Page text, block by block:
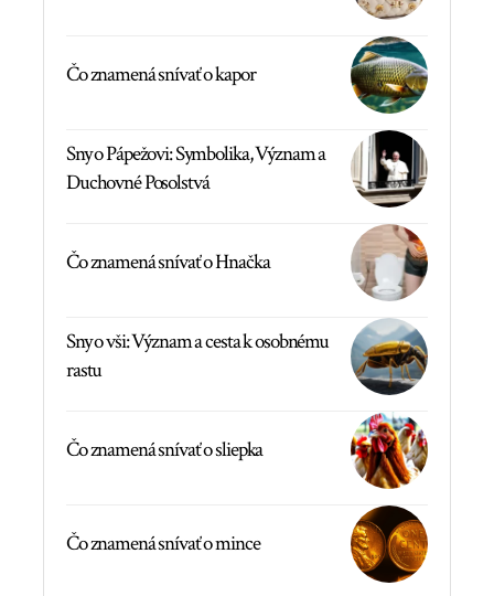
Čo znamená snívať o kapor
Sny o Pápežovi: Symbolika, Význam a
Duchovné Posolstvá
Čo znamená snívať o Hnačka
Sny o vši: Význam a cesta k osobnému
rastu
Čo znamená snívať o sliepka
Čo znamená snívať o mince